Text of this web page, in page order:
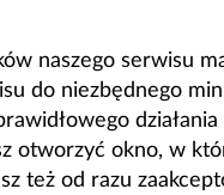
naszego serwisu
do niezbędnego
otworzyć okno, w
też od razu